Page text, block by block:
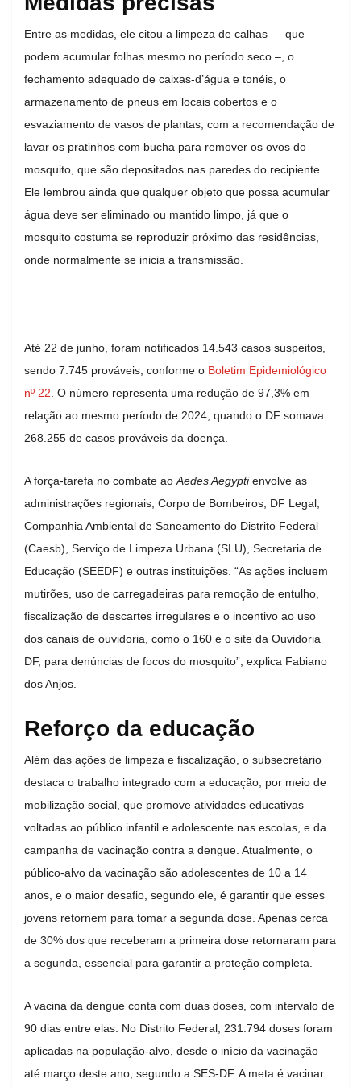
Entre as medidas, ele citou a limpeza de calhas — que
podem acumular folhas mesmo no período seco –, o
fechamento adequado de caixas-d’água e tonéis, o
armazenamento de pneus em locais cobertos e o
esvaziamento de vasos de plantas, com a recomendação de
lavar os pratinhos com bucha para remover os ovos do
mosquito, que são depositados nas paredes do recipiente.
Ele lembrou ainda que qualquer objeto que possa acumular
água deve ser eliminado ou mantido limpo, já que o
mosquito costuma se reproduzir próximo das residências,
onde normalmente se inicia a transmissão.
Até 22 de junho, foram notificados 14.543 casos suspeitos,
sendo 7.745 prováveis, conforme o Boletim Epidemiológico
nº 22 . O número representa uma redução de 97,3% em
relação ao mesmo período de 2024, quando o DF somava
268.255 de casos prováveis da doença.
A força-tarefa no combate ao Aedes Aegyptienvolve as
administrações regionais, Corpo de Bombeiros, DF Legal,
Companhia Ambiental de Saneamento do Distrito Federal
(Caesb), Serviço de Limpeza Urbana (SLU), Secretaria de
Educação (SEEDF) e outras instituições. “As ações incluem
mutirões, uso de carregadeiras para remoção de entulho,
fiscalização de descartes irregulares e o incentivo ao uso
dos canais de ouvidoria, como o 160 e o site da Ouvidoria
DF, para denúncias de focos do mosquito”, explica Fabiano
dos Anjos.
Reforço da educação
Além das ações de limpeza e fiscalização, o subsecretário
destaca o trabalho integrado com a educação, por meio de
mobilização social, que promove atividades educativas
voltadas ao público infantil e adolescente nas escolas, e da
campanha de vacinação contra a dengue. Atualmente, o
público-alvo da vacinação são adolescentes de 10 a 14
anos, e o maior desafio, segundo ele, é garantir que esses
jovens retornem para tomar a segunda dose. Apenas cerca
de 30% dos que receberam a primeira dose retornaram para
a segunda, essencial para garantir a proteção completa.
A vacina da dengue conta com duas doses, com intervalo de
90 dias entre elas. No Distrito Federal, 231.794 doses foram
aplicadas na população-alvo, desde o início da vacinação
até março deste ano, segundo a SES-DF. A meta é vacinar